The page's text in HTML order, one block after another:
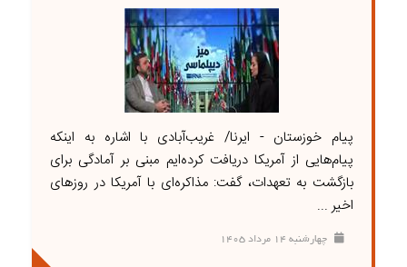
پیام خوزستان - ایرنا/ غریب‌آبادی با اشاره به اینکه
پیام‌هایی از آمریکا دریافت کرده‌ایم مبنی بر آمادگی برای
بازگشت به تعهدات، گفت: مذاکره‌ای با آمریکا در روزهای
اخیر ...
چهارشنبه ۱۴ مرداد ۱۴۰۵